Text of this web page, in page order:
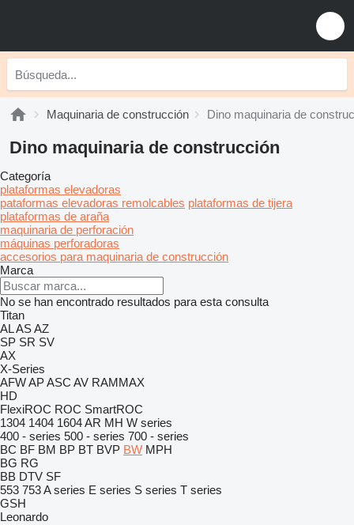
Maquinaria de construcción Dino maquinaria de
Dino maquinaria de construcción
Categoría
plataformas elevadoras
pataformas elevadoras remolcables plataformas de tijera
plataformas de araña
maquinaria de perforación
máquinas perforadoras
accesorios para maquinaria de construcción
Marca
No se han encontrado resultados para esta consulta
Titan
ALASAZ
SP SR SV
AX
X-Series
AFWAPASC AV RAMMAX
HD
FlexiROC ROC SmartROC
1304 1404 1604AR MH W series
400 - series 500 - series 700 - series
BC BF BM BP BT BVP BW MPH
BG RG
BB DTV SF
553 753A series E series S series T series
GSH
Leonardo